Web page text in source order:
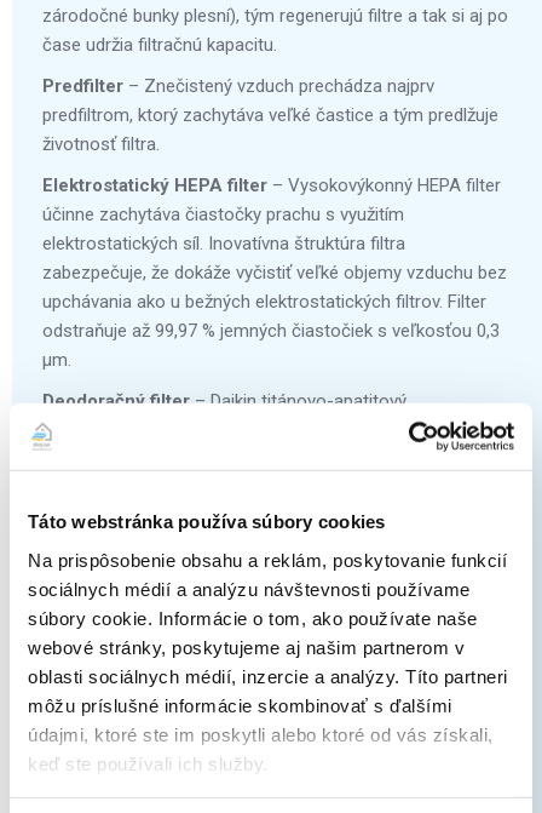
Táto webstránka používa súbory cookies
Na prispôsobenie obsahu a reklám, poskytovanie funkcií
sociálnych médií a analýzu návštevnosti používame
súbory cookie. Informácie o tom, ako používate naše
webové stránky, poskytujeme aj našim partnerom v
oblasti sociálnych médií, inzercie a analýzy. Títo partneri
môžu príslušné informácie skombinovať s ďalšími
údajmi, ktoré ste im poskytli alebo ktoré od vás získali,
keď ste používali ich služby.
zárodočné bunky plesní), tým regenerujú filtre a tak si aj po
čase udržia filtračnú kapacitu.
Predfilter – Znečistený vzduch prechádza najprv
predfiltrom, ktorý zachytáva veľké častice a tým predlžuje
životnosť filtra.
Elektrostatický HEPA filter – Vysokovýkonný HEPA filter
účinne zachytáva čiastočky prachu s využitím
elektrostatických síl. Inovatívna štruktúra filtra
zabezpečuje, že dokáže vyčistiť veľké objemy vzduchu bez
upchávania ako u bežných elektrostatických filtrov. Filter
odstraňuje až 99,97 % jemných čiastočiek s veľkosťou 0,3
μm.
Deodoračný filter– Daikin titánovo-apatitový
deodorizačný filter odstraňuje častice prachu zo vzduchu
a zachytáva napríklad pach tabaku a domácich miláčikov.
chemické látky, aby ste si mohli vychutnať stály prísun
Plazmový ionizátor– Vďaka špeciálnemu plazmovému
ionizátoru, ktorý uvoľnuje do prostredia 25 000 iónov na
cm³, je ovzdušie oveľa čistejšie. Uvoľnené ióny sa naviažu
na častice prítomné vo vzduchu a tým vytvárajú aktívne
prvky, ktoré rozkladajú huby a alergény.